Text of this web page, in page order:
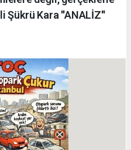
Şükrü Kara ''ANALİZ''